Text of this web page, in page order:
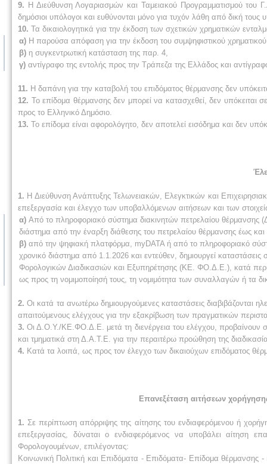
9. Η Διεύθυνση Λογαριασμών και Ταμειακού Προγραμματισμού του
δημόσιοι υπόλογοι και ευθύνονται μόνο για τυχόν λάθη από δική τους
10. Τα δικαιολογητικά για την έκδοση των σχετικών χρηματικών
α) Η παρούσα απόφαση για την έκδοση του συμψηφιστικού
β) η συγκεντρωτική κατάσταση της παρ. 4,
γ) αντίγραφο της εντολής προς την Τράπεζα της Ελλάδος και
11. Η δαπάνη για την καταβολή του επιδόματος θέρμανσης δεν
12. Το επίδομα θέρμανσης δεν μπορεί να κατασχεθεί, δεν υπόκειται
προς το Ελληνικό Δημόσιο.
13. Το επίδομα είναι αφορολόγητο, δεν αποτελεί εισόδημα και δεν
1. Η Διεύθυνση Ανάπτυξης Τελωνειακών, Ελεγκτικών και
επεξεργασία και έλεγχο των υποβαλλόμενων αιτήσεων και των
α) Από το πληροφοριακό σύστημα διακινητών πετρελαίου θέρμανσης
διάστημα από την έναρξη διάθεσης του πετρελαίου θέρμανσης έως
β) από την ψηφιακή πλατφόρμα, myDATA ή από το πληροφοριακό
χρονικό διάστημα από 1.1.2026 και εντεύθεν, δημιουργεί
Φορολογικών Διαδικασιών και Εξυπηρέτησης (ΚΕ. ΦΟ.Δ.Ε.), κατά
ως προς τη νομιμοποίησή τους, τη νομιμότητα των συναλλαγών ή τα
2. Οι κατά τα ανωτέρω δημιουργούμενες καταστάσεις
απαιτούμενους ελέγχους για την εξακρίβωση των πραγματικών
3.Οι Δ.Ο.Υ./ΚΕ.ΦΟ.Δ.Ε. μετά τη διενέργεια του ελέγχου, προβαίνουν
και τμηματικά στη Δ.Α.Τ.Ε. για την περαιτέρω προώθηση της
4. Κατά τα λοιπά, ως προς τον έλεγχο των δικαιούχων επιδόματος
Επανεξέταση αιτήσεων
1. Σε περίπτωση απόρριψης της αίτησης του ενδιαφερόμενου ή
επεξεργασίας, δύναται ο ενδιαφερόμενος να υποβάλει
Φορολογουμένων, επιλέγοντας:
Κοινωνική Πολιτική και Επιδόματα - Επιδόματα- Επίδομα